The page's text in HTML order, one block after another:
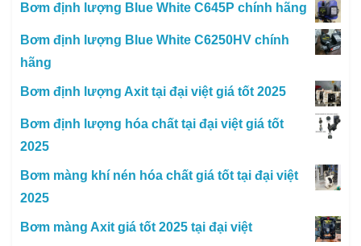
Bơm định lượng Blue White C645P chính hãng
Bơm định lượng Blue White C6250HV chính
hãng
Bơm định lượng Axit tại đại việt giá tốt 2025
Bơm định lượng hóa chất tại đại việt giá tốt
2025
Bơm màng khí nén hóa chất giá tốt tại đại việt
2025
Bơm màng Axit giá tốt 2025 tại đại việt